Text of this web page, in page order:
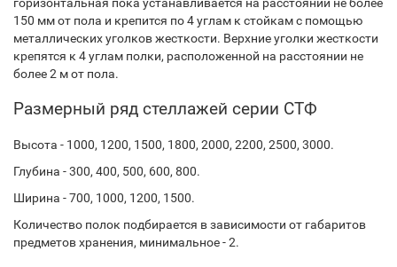
150 мм от пола и крепится по 4 углам к стойкам с помощью
металлических уголков жесткости. Верхние уголки жесткости
крепятся к 4 углам полки, расположенной на расстоянии не
более 2 м от пола.
Размерный ряд стеллажей серии СТФ
Высота - 1000, 1200, 1500, 1800, 2000, 2200, 2500, 3000.
Глубина - 300, 400, 500, 600, 800.
Ширина - 700, 1000, 1200, 1500.
Количество полок подбирается в зависимости от габаритов
предметов хранения, минимальное - 2.